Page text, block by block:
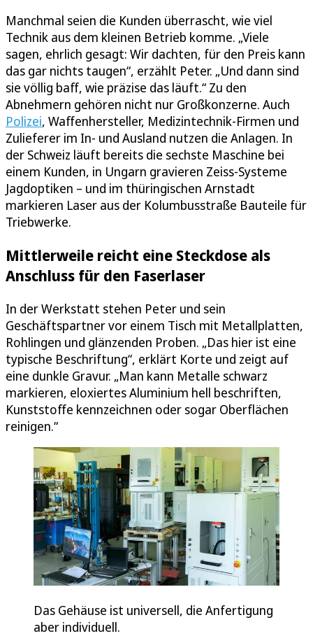
Manchmal seien die Kunden überrascht, wie viel
Technik aus dem kleinen Betrieb komme. „Viele
sagen, ehrlich gesagt: Wir dachten, für den Preis kann
das gar nichts taugen“, erzählt Peter. „Und dann sind
sie völlig baff, wie präzise das läuft.“ Zu den
Abnehmern gehören nicht nur Großkonzerne. Auch
Polizei, Waffenhersteller, Medizintechnik-Firmen und
Zulieferer im In- und Ausland nutzen die Anlagen. In
der Schweiz läuft bereits die sechste Maschine bei
einem Kunden, in Ungarn gravieren Zeiss-Systeme
Jagdoptiken – und im thüringischen Arnstadt
markieren Laser aus der Kolumbusstraße Bauteile für
Triebwerke.
Mittlerweile reicht eine Steckdose als
Anschluss für den Faserlaser
In der Werkstatt stehen Peter und sein
Geschäftspartner vor einem Tisch mit Metallplatten,
Rohlingen und glänzenden Proben. „Das hier ist eine
typische Beschriftung“, erklärt Korte und zeigt auf
eine dunkle Gravur. „Man kann Metalle schwarz
markieren, eloxiertes Aluminium hell beschriften,
Kunststoffe kennzeichnen oder sogar Oberflächen
reinigen.“
Das Gehäuse ist universell, die Anfertigung
aber individuell.